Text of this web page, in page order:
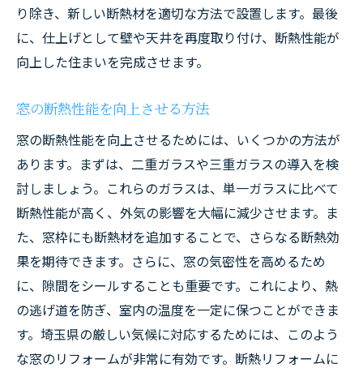
り除き、新しい断熱材を適切な方法で設置します。最後
に、仕上げとして壁や天井を再度取り付け、断熱性能が
向上した住まいを完成させます。
窓の断熱性能を向上させる方法
窓の断熱性能を向上させるためには、いくつかの方法が
あります。まずは、二重ガラスや三重ガラスの導入を検
討しましょう。これらのガラスは、単一ガラスに比べて
断熱性能が高く、外気の影響を大幅に減少させます。ま
た、窓枠にも断熱材を追加することで、さらなる断熱効
果を期待できます。さらに、窓の気密性を高めるため
に、隙間をシールすることも重要です。これにより、熱
の逃げ道を防ぎ、室内の温度を一定に保つことができま
す。埼玉県の厳しい気候に対応するためには、このよう
な窓のリフォームが非常に有効です。断熱リフォームに